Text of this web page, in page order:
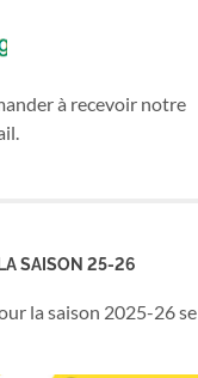
à recevoir notre
SAISON 25-26
la saison 2025-26 se